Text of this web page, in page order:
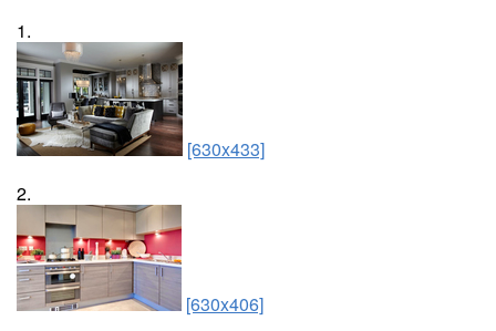
1.
[630x433]
2.
[630x406]